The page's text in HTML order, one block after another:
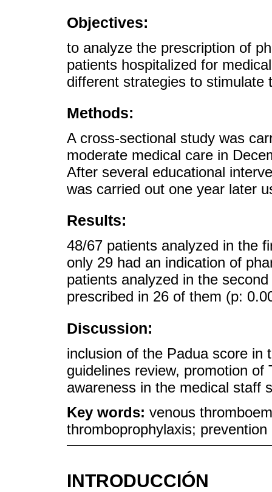
Objectives:
to analyze the prescription of
patients hospitalized for
different strategies to stimulate
Methods:
A cross-sectional study was
moderate medical care in
After several educational
was carried out one year later
Results:
48/67 patients analyzed in the
only 29 had an indication of
patients analyzed in the
prescribed in 26 of them (p:
Discussion:
inclusion of the Padua score in
guidelines review, promotion
awareness in the medical staff
Key words: venous
thromboprophylaxis; prevention
INTRODUCCIÓN